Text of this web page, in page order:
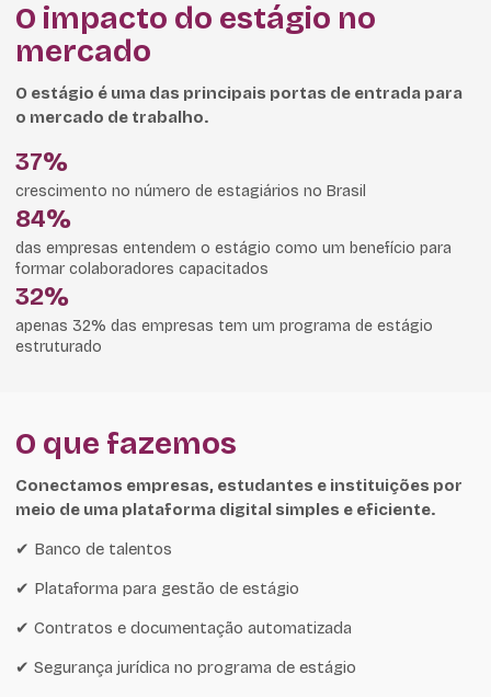
O impacto do estágio no
mercado
O estágio é uma das principais portas de entrada para
o mercado de trabalho.
37%
crescimento no número de estagiários no Brasil
84%
das empresas entendem o estágio como um benefício para
formar colaboradores capacitados
32%
apenas 32% das empresas tem um programa de estágio
estruturado
O que fazemos
Conectamos empresas, estudantes e instituições por
meio de uma plataforma digital simples e eficiente.
✔ Banco de talentos
✔ Plataforma para gestão de estágio
✔ Contratos e documentação automatizada
✔ Segurança jurídica no programa de estágio